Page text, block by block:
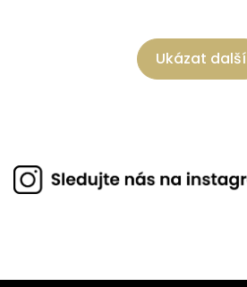
Ukázat další